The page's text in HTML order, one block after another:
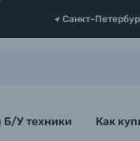
Санкт-
Б/У техники Как